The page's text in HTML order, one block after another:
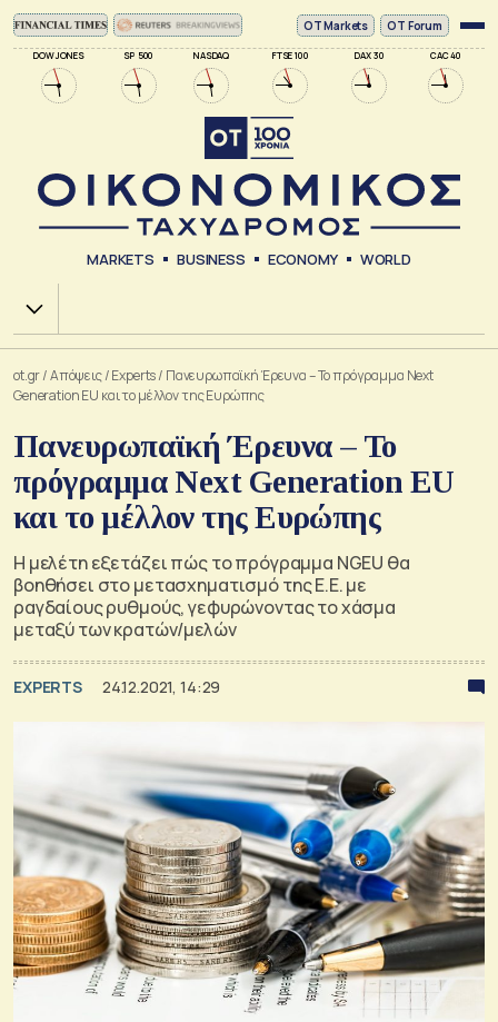
DOW JONES SP 500 NASDAQ FTSE 100 DAX 30 CAC 40
ΟΤ Markets OT Forum
MARKETS BUSINESS ECONOMY WORLD
Χ.Α.
ot.gr/Απόψεις/Experts/ Πανευρωπαϊκή Έρευνα – Το πρόγραμμα Next
Generation EU και το μέλλον της Ευρώπης
Πανευρωπαϊκή Έρευνα – Το
πρόγραμμα Next Generation EU
και το μέλλον της Ευρώπης
Η μελέτη εξετάζει πώς το πρόγραμμα NGEU θα
βοηθήσει στο μετασχηματισμό της Ε.Ε. με
ραγδαίους ρυθμούς, γεφυρώνοντας το χάσμα
μεταξύ των κρατών/μελών
EXPERTS 24.12.2021, 14:29